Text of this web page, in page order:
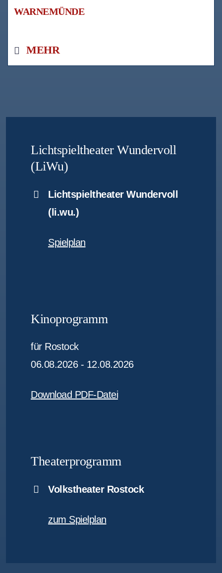
WARNEMÜNDE
MEHR
Lichtspieltheater Wundervoll
(LiWu)
Lichtspieltheater Wundervoll
(li.wu.)
Spielplan
Kinoprogramm
für Rostock
06.08.2026 - 12.08.2026
Download PDF-Datei
Theaterprogramm
Volkstheater Rostock
zum Spielplan